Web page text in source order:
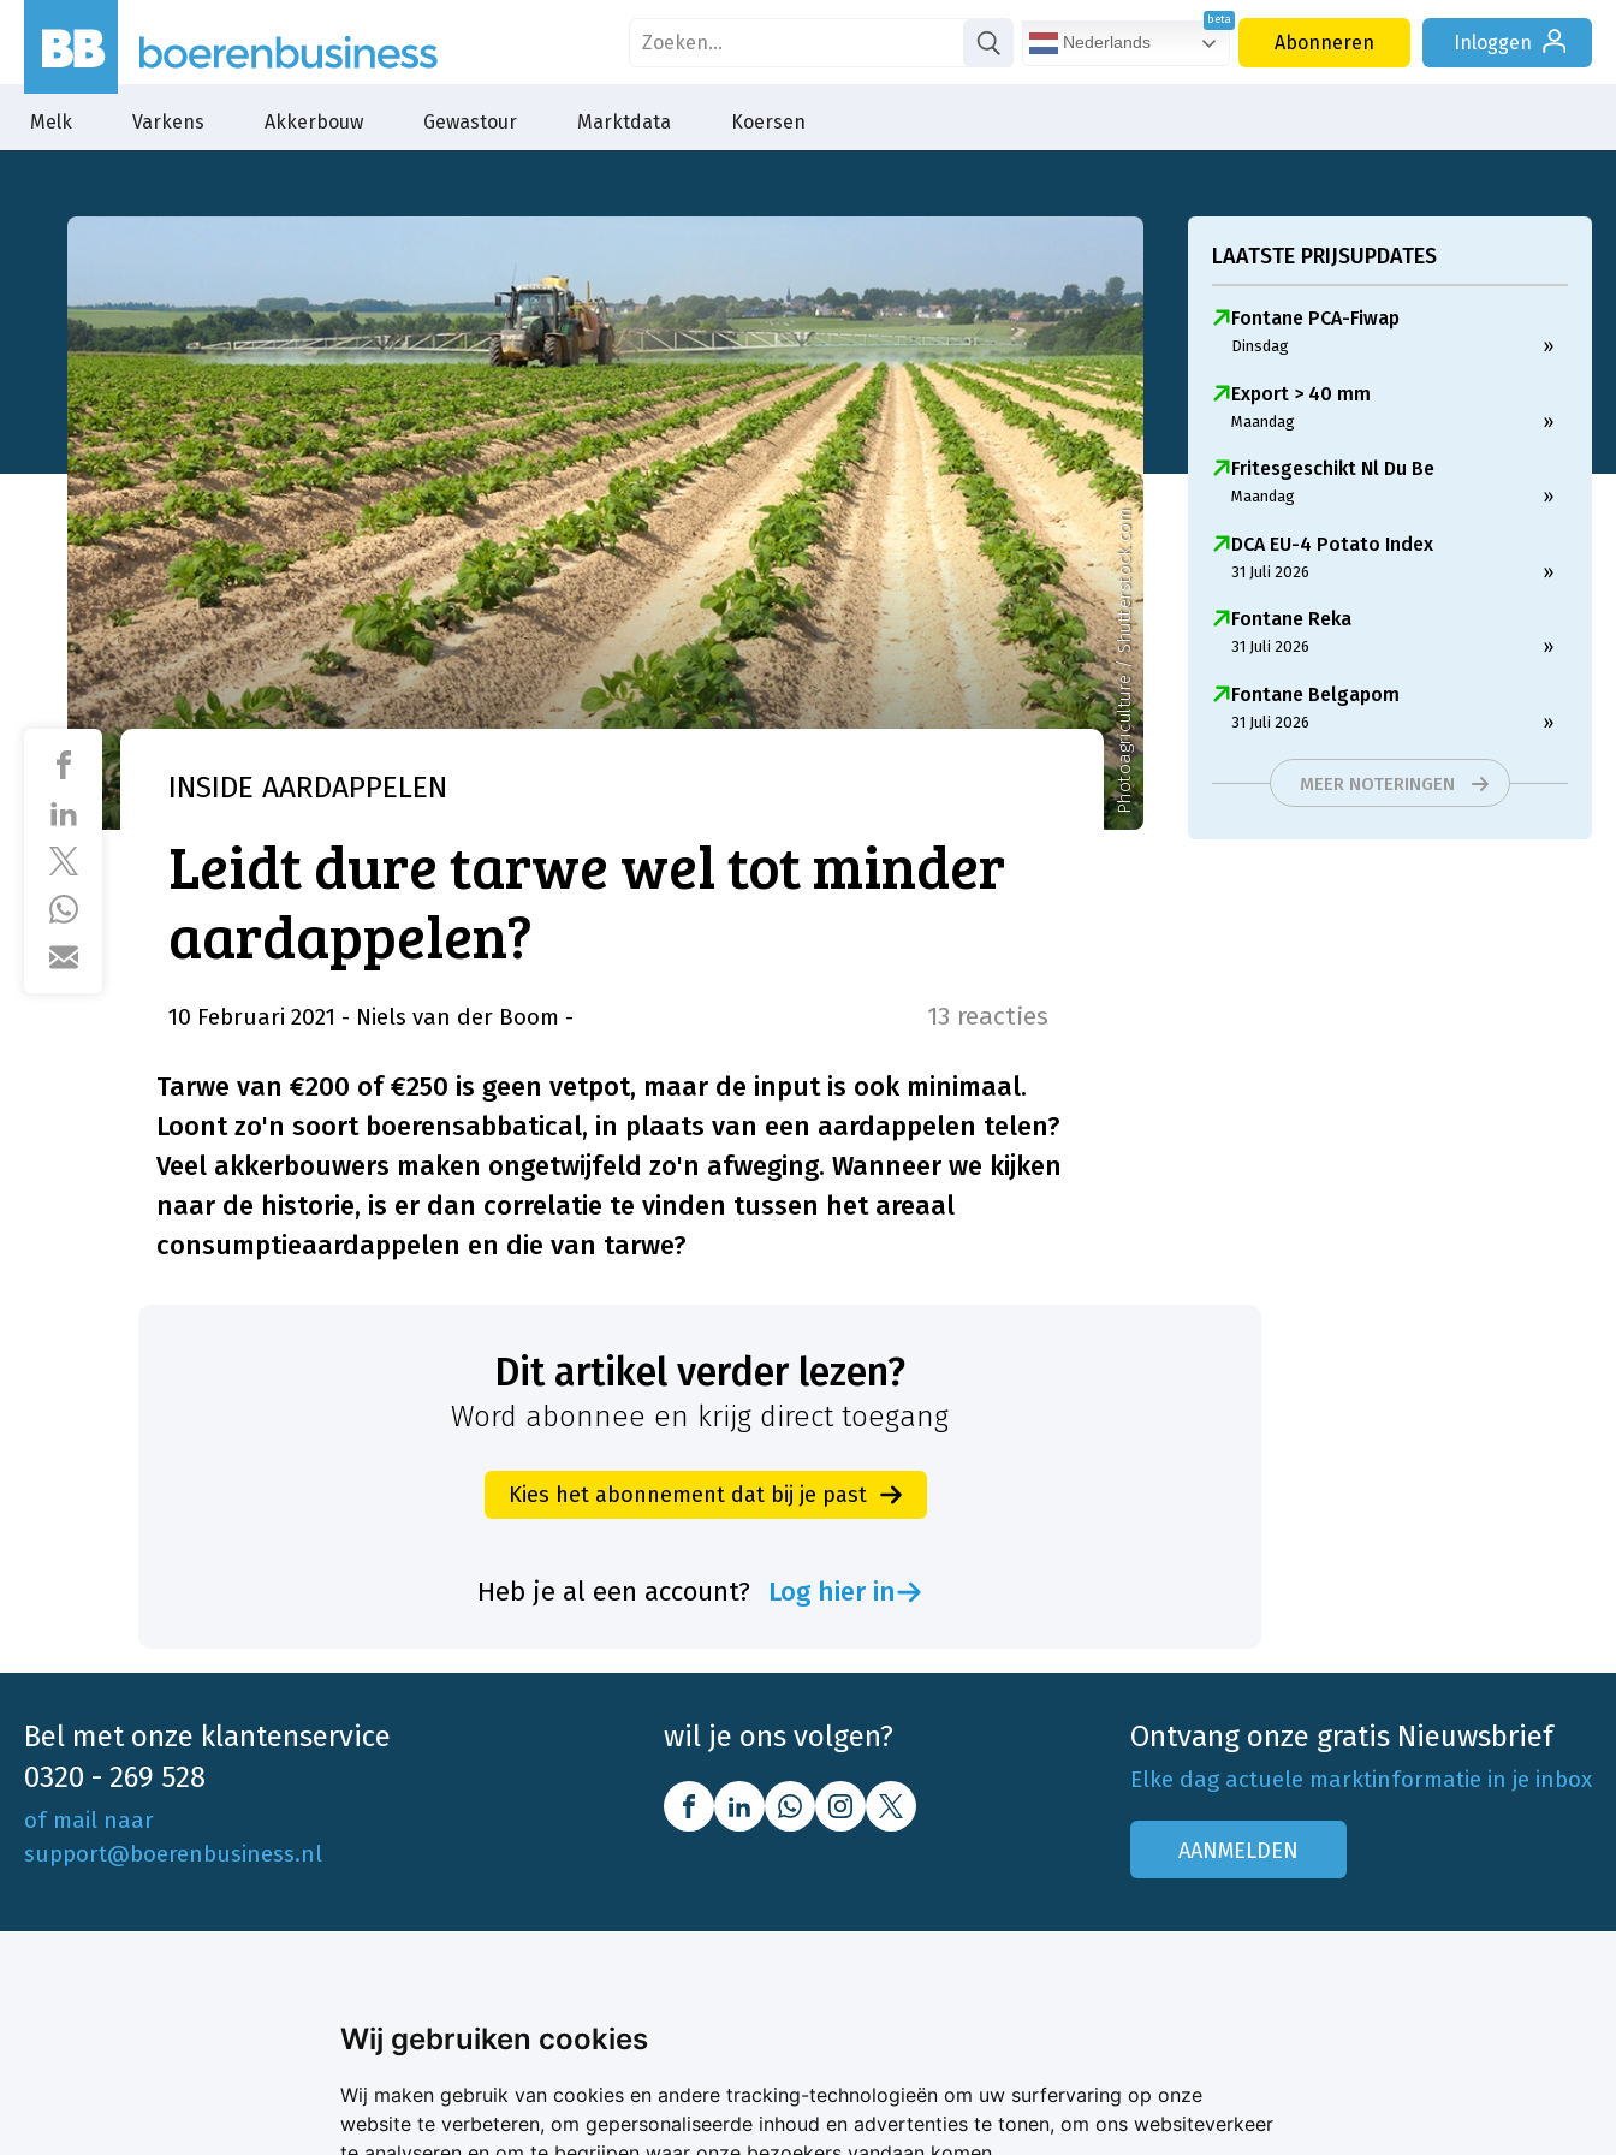
Wij gebruiken cookies
Wij maken gebruik van cookies en andere tracking-technologieën om uw surfervaring op onze
website te verbeteren, om gepersonaliseerde inhoud en advertenties te tonen, om ons websiteverkeer
Nederlands Abonneren Inloggen
Melk Varkens Akkerbouw Gewastour Marktdata Koersen
Photoagriculture / Shutterstock.com
INSIDE AARDAPPELEN
Leidt dure tarwe wel tot minder
aardappelen?
10 Februari 2021 - Niels van der Boom - 13 reacties
Tarwe van €200 of €250 is geen vetpot, maar de input is ook minimaal.
Loont zo'n soort boerensabbatical, in plaats van een aardappelen telen?
Veel akkerbouwers maken ongetwijfeld zo'n afweging. Wanneer we kijken
naar de historie, is er dan correlatie te vinden tussen het areaal
consumptieaardappelen en die van tarwe?
LAATSTE PRIJSUPDATES
Fontane PCA-Fiwap
Dinsdag »
Export > 40 mm
Maandag »
Fritesgeschikt Nl Du Be
Maandag »
DCA EU-4 Potato Index
31 Juli 2026 »
Fontane Reka
31 Juli 2026 »
Fontane Belgapom
31 Juli 2026 »
MEER NOTERINGEN
Dit artikel verder lezen?
Word abonnee en krijg direct toegang
Kies het abonnement dat bij je past
Heb je al een account? Log hier in
Bel met onze klantenservice
0320 - 269 528
of mail naar
support@boerenbusiness.nl
wil je ons volgen? Ontvang onze gratis Nieuwsbrief
Elke dag actuele marktinformatie in je inbox
AANMELDEN
Boerenbusiness is je partner op het gebied
van onafhankelijke en betrouwbare
Ons aanbod
Melk & Voer
Melkprijsvergelijker
Bedrijfsabonnementen
Mijn Boerenbusiness
Adverteren